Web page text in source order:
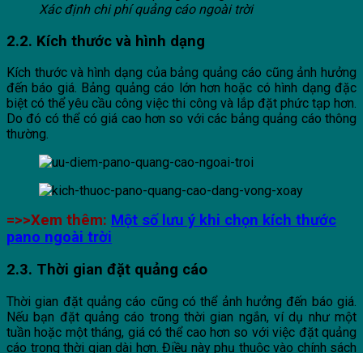
Xác định chi phí quảng cáo ngoài trời
2.2. Kích thước và hình dạng
Kích thước và hình dạng của bảng quảng cáo cũng ảnh hưởng
đến báo giá. Bảng quảng cáo lớn hơn hoặc có hình dạng đặc
biệt có thể yêu cầu công việc thi công và lắp đặt phức tạp hơn.
Do đó có thể có giá cao hơn so với các bảng quảng cáo thông
thường.
=>>Xem thêm: Một số lưu ý khi chọn kích thước
pano ngoài trời
2.3. Thời gian đặt quảng cáo
Thời gian đặt quảng cáo cũng có thể ảnh hưởng đến báo giá.
Nếu bạn đặt quảng cáo trong thời gian ngắn, ví dụ như một
tuần hoặc một tháng, giá có thể cao hơn so với việc đặt quảng
cáo trong thời gian dài hơn. Điều này phụ thuộc vào chính sách